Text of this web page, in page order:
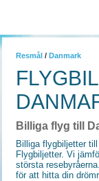
Resmål / Danmark
Billiga flyg till
Billiga flygbiljetter
Flygbiljetter. Vi
största
för att hitta din